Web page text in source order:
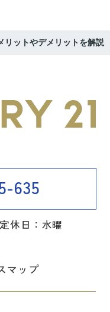
リットやデメリットを解説
635
定休日：水曜
マップ